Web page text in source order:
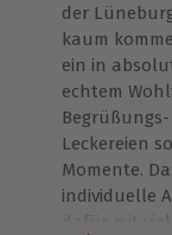
der
kaum
ein in
echtem
Leckereien
Momente.
individuelle
dafür mit